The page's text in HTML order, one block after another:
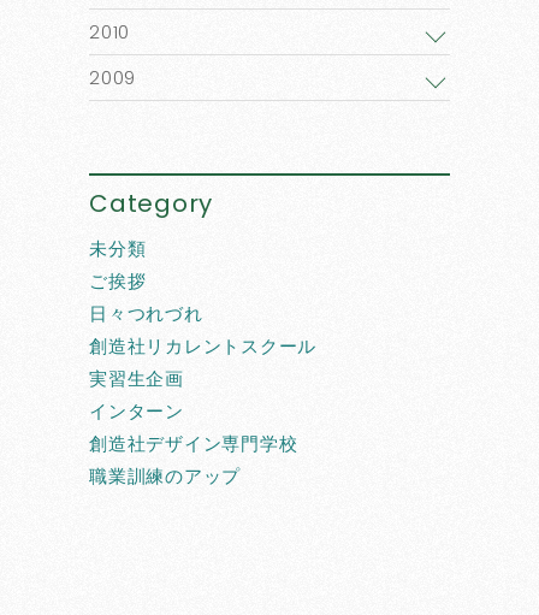
2010
2009
Category
未分類
ご挨拶
日々つれづれ
創造社リカレントスクール
実習生企画
インターン
創造社デザイン専門学校
職業訓練のアップ